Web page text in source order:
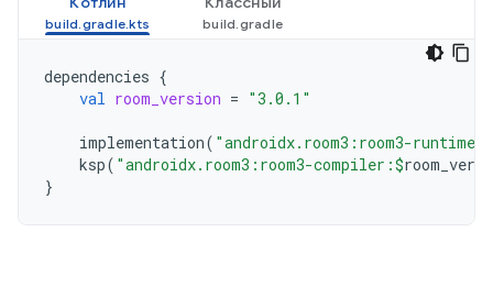
dependencies {
val room_version = "3.0.1"
implementation( "androidx.room3:room3-runtime:
ksp( "androidx.room3:room3-compiler:$
}